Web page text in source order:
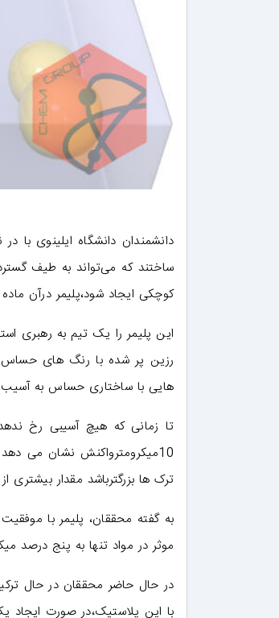
دانشمندان دانشگاه ایلینوی
ساختند که می‌تواند به طیف
کوچکی ایجاد شود،پلیمر درآن
این پلیمر را یک تیم به رهبری
رزین پر شده با رنگ های حساس
هایی با ساختاری حساس به
تا زمانی که هیچ آسیبی رخ
10میکرومترواکنش نشان می
ترک ها بزرگترباشد مقدار
به گفته محققان، پلیمر با
موثر در مواد تنها به پنج درصد
در حال حاضر محققان در حال
با این پلاستیک،در صورت ایجاد